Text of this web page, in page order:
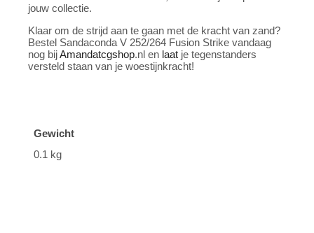
jouw collectie.
Klaar om de strijd aan te gaan met de kracht van zand?
Bestel Sandaconda V 252/264 Fusion Strike vandaag
nog bijAmandatcgshop.nl en laat je tegenstanders
versteld staan van je woestijnkracht!
Gewicht
0.1 kg